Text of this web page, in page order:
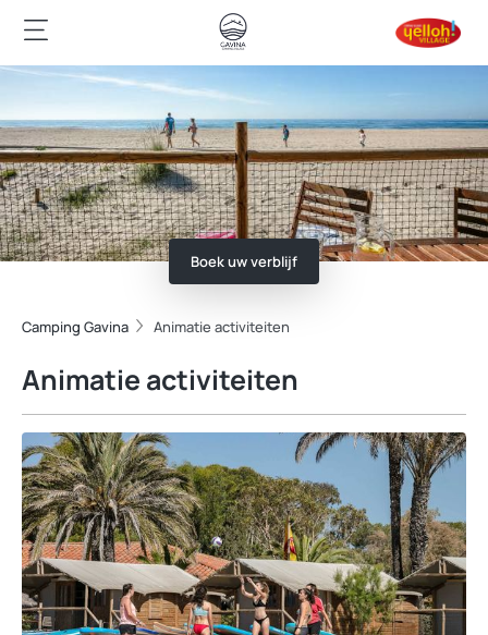
Boek uw verblijf
Camping Gavina Animatie activiteiten
Animatie activiteiten